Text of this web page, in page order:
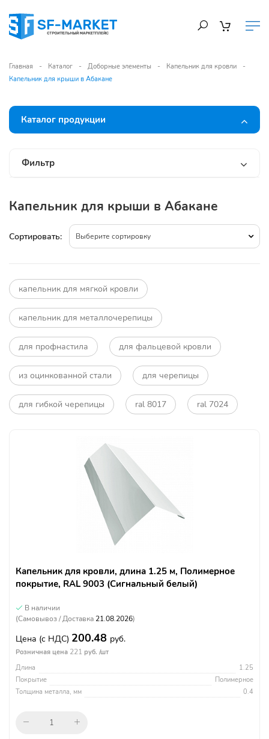
Главная Каталог Доборные элементы
Капельник для кровли
Капельник для крыши в Абакане
Каталог продукции
Фильтр
Капельник для крыши в Абакане
Сортировать: Выберите сортировку
капельник для мягкой кровли
капельник для металлочерепицы
для профнастила для фальцевой кровли
из оцинкованной стали для черепицы
для гибкой черепицы ral 8017 ral 7024
Капельник для кровли, длина 1.25 м, Полимерное
покрытие, RAL 9003 (Сигнальный белый)
В наличии
(Самовывоз / Доставка 21.08.2026)
Цена (с НДС) 200.48 руб.
Розничная цена 221 руб. /шт
Длина
1.25
Покрытие
Полимерное
Толщина металла, мм
0.4